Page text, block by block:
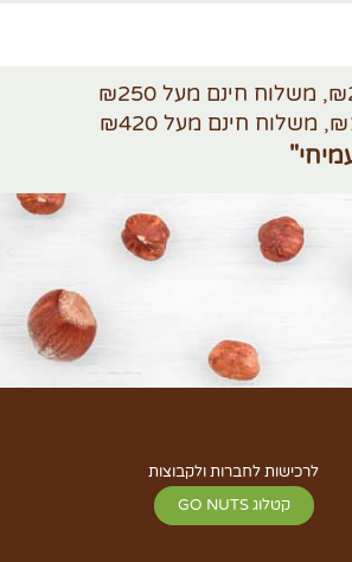
לרכישות לחברות ולקבוצות
קטלוג GO NUTS